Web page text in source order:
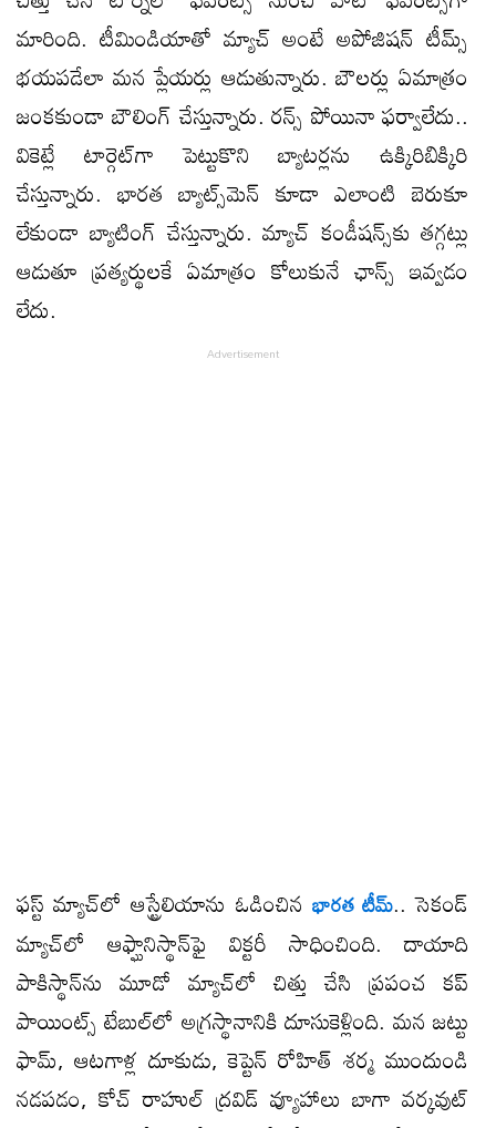
మారింది. టీమిండియాతో మ్యాచ్ అంటే అపోజిషన్ టీమ్స్
భయపడేలా మన ప్లేయర్లు ఆడుతున్నారు. బౌలర్లు ఏమాత్రం
జంకకుండా బౌలింగ్ చేస్తున్నారు. రన్స్ పోయినా ఫర్వాలేదు..
వికెట్లే టార్గెట్​గా పెట్టుకొని బ్యాటర్లను ఉక్కిరిబిక్కిరి
చేస్తున్నారు. భారత బ్యాట్స్​మెన్ కూడా ఎలాంటి బెరుకూ
లేకుండా బ్యాటింగ్ చేస్తున్నారు. మ్యాచ్ కండీషన్స్​కు తగ్గట్లు
ఆడుతూ ప్రత్యర్థులకే ఏమాత్రం కోలుకునే ఛాన్స్ ఇవ్వడం
లేదు.
ఫస్ట్ మ్యాచ్​లో ఆస్ట్రేలియాను ఓడించిన భారత టీమ్.. సెకండ్
మ్యాచ్​లో ఆఫ్ఘానిస్థాన్​ఫై విక్టరీ సాధించింది. దాయాది
పాకిస్థాన్​ను మూడో మ్యాచ్​లో చిత్తు చేసి ప్రపంచ కప్
పాయింట్స్ టేబుల్​లో అగ్రస్థానానికి దూసుకెళ్లింది. మన జట్టు
ఫామ్, ఆటగాళ్ల దూకుడు, కెప్టెన్ రోహిత్ శర్మ ముందుండి
నడపడం, కోచ్ రాహుల్ ద్రవిడ్ వ్యూహాలు బాగా వర్కవుట్